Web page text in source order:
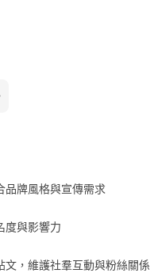
品牌風格與宣傳需求
度與影響力
，維護社羣互動與粉絲關係